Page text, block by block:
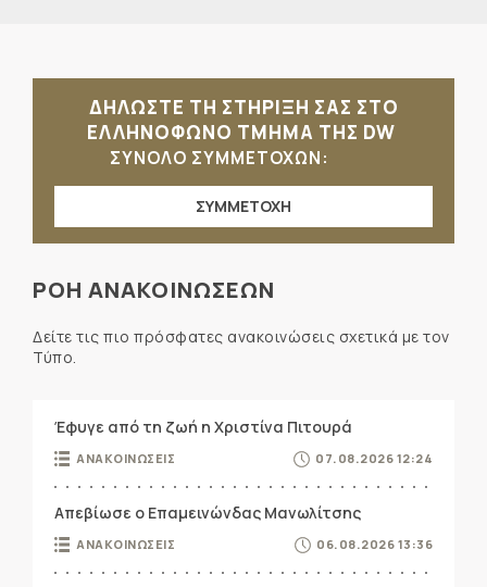
ΔΗΛΩΣΤΕ ΤΗ ΣΤΗΡΙΞΗ ΣΑΣ ΣΤΟ
ΕΛΛΗΝΟΦΩΝΟ ΤΜΗΜΑ ΤΗΣ DW
ΣΥΝΟΛΟ ΣΥΜΜΕΤΟΧΩΝ:
ΣΥΜΜΕΤΟΧΗ
ΡΟΗ ΑΝΑΚΟΙΝΩΣΕΩΝ
Δείτε τις πιο πρόσφατες ανακοινώσεις σχετικά με τον
Τύπο.
Έφυγε από τη ζωή η Χριστίνα Πιτουρά
ΑΝΑΚΟΙΝΩΣΕΙΣ 07.08.2026 12:24
Απεβίωσε ο Επαμεινώνδας Μανωλίτσης
ΑΝΑΚΟΙΝΩΣΕΙΣ 06.08.2026 13:36